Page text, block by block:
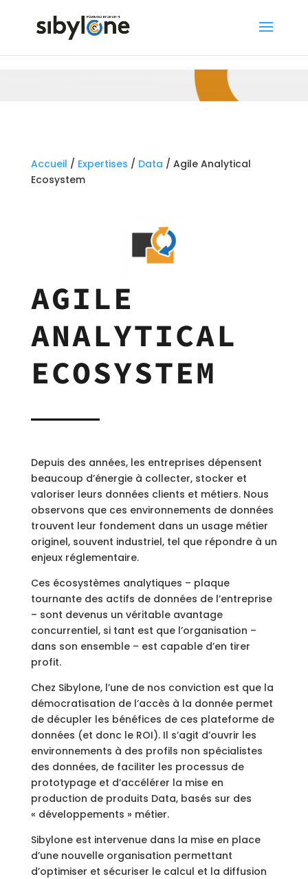
Accueil / Expertises / Data / Agile Analytical
Ecosystem
AGILE
ANALYTICAL
ECOSYSTEM
Depuis des années, les entreprises dépensent
beaucoup d’énergie à collecter, stocker et
valoriser leurs données clients et métiers. Nous
observons que ces environnements de données
trouvent leur fondement dans un usage métier
originel, souvent industriel, tel que répondre à un
enjeux réglementaire.
Ces écosystèmes analytiques – plaque
tournante des actifs de données de l’entreprise
– sont devenus un véritable avantage
concurrentiel, si tant est que l’organisation –
dans son ensemble – est capable d’en tirer
profit.
Chez Sibylone, l’une de nos conviction est que la
démocratisation de l’accès à la donnée permet
de décupler les bénéfices de ces plateforme de
données (et donc le ROI). Il s’agit d’ouvrir les
environnements à des profils non spécialistes
des données, de faciliter les processus de
prototypage et d’accélérer la mise en
production de produits Data, basés sur des
« développements » métier.
Sibylone est intervenue dans la mise en place
d’une nouvelle organisation permettant
d’optimiser et sécuriser le calcul et la diffusion